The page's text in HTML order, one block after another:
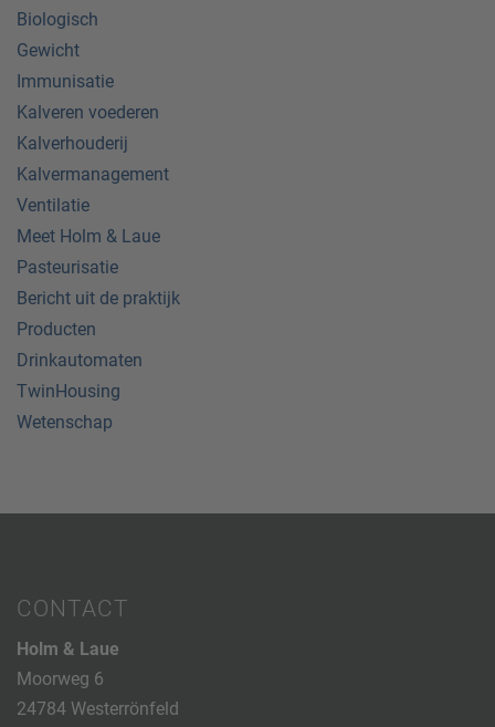
Biologisch
Gewicht
Immunisatie
Kalveren voederen
Kalverhouderij
Kalvermanagement
Ventilatie
Meet Holm & Laue
Pasteurisatie
Bericht uit de praktijk
Producten
Drinkautomaten
TwinHousing
Wetenschap
CONTACT
Holm & Laue
Moorweg 6
24784 Westerrönfeld